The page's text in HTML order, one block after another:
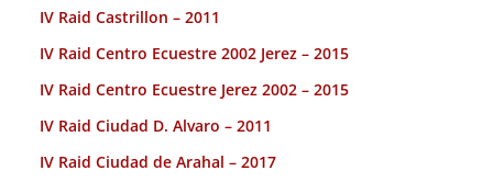
IV Raid Castrillon – 2011
IV Raid Centro Ecuestre 2002 Jerez – 2015
IV Raid Centro Ecuestre Jerez 2002 – 2015
IV Raid Ciudad D. Alvaro – 2011
IV Raid Ciudad de Arahal – 2017